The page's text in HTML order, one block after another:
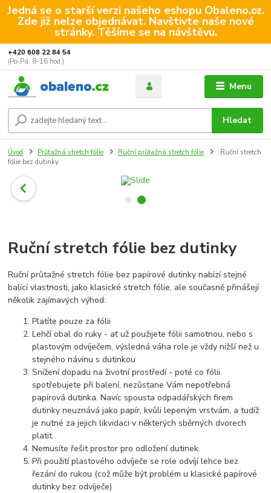
Jedná se o starší verzi našeho eshopu Obaleno.cz.
Zde již nelze objednávat. Navštivte naše nové
stránky. Těšíme se na návštěvu.
Menu
Hledat
+420 608 22 84 54
(Po-Pá, 8-16 hod.)
Úvod Průtažná stretch fólie Ruční průtažná stretch fólie
Ruční stretch
fólie bez dutinky
Ruční stretch fólie bez dutinky
Ruční průtažné stretch fólie bez papírové dutinky nabízí stejné
balící vlastnosti, jako klasické stretch fólie, ale současně přinášejí
několik zajímavých výhod:
Platíte pouze za fólii
Lehčí obal do ruky - ať už použijete fólii samotnou, nebo s
plastovým odvíječem, výsledná váha role je vždy nižší než u
stejného návinu s dutinkou
Snížení dopadu na životní prostředí - poté co fólii
spotřebujete při balení, nezůstane Vám nepotřebná
papírová dutinka. Navíc spousta odpadářských firem
dutinky neuznává jako papír, kvůli lepeným vrstvám, a tudíž
je nutné za jejich likvidaci v některých sběrných dvorech
platit.
Nemusíte řešit prostor pro odložení dutinek.
Při použití plastového odvíječe se role odvíjí lehce bez
řezání do rukou (což může být problém u klasické papírové
dutinky bez odvíječe)